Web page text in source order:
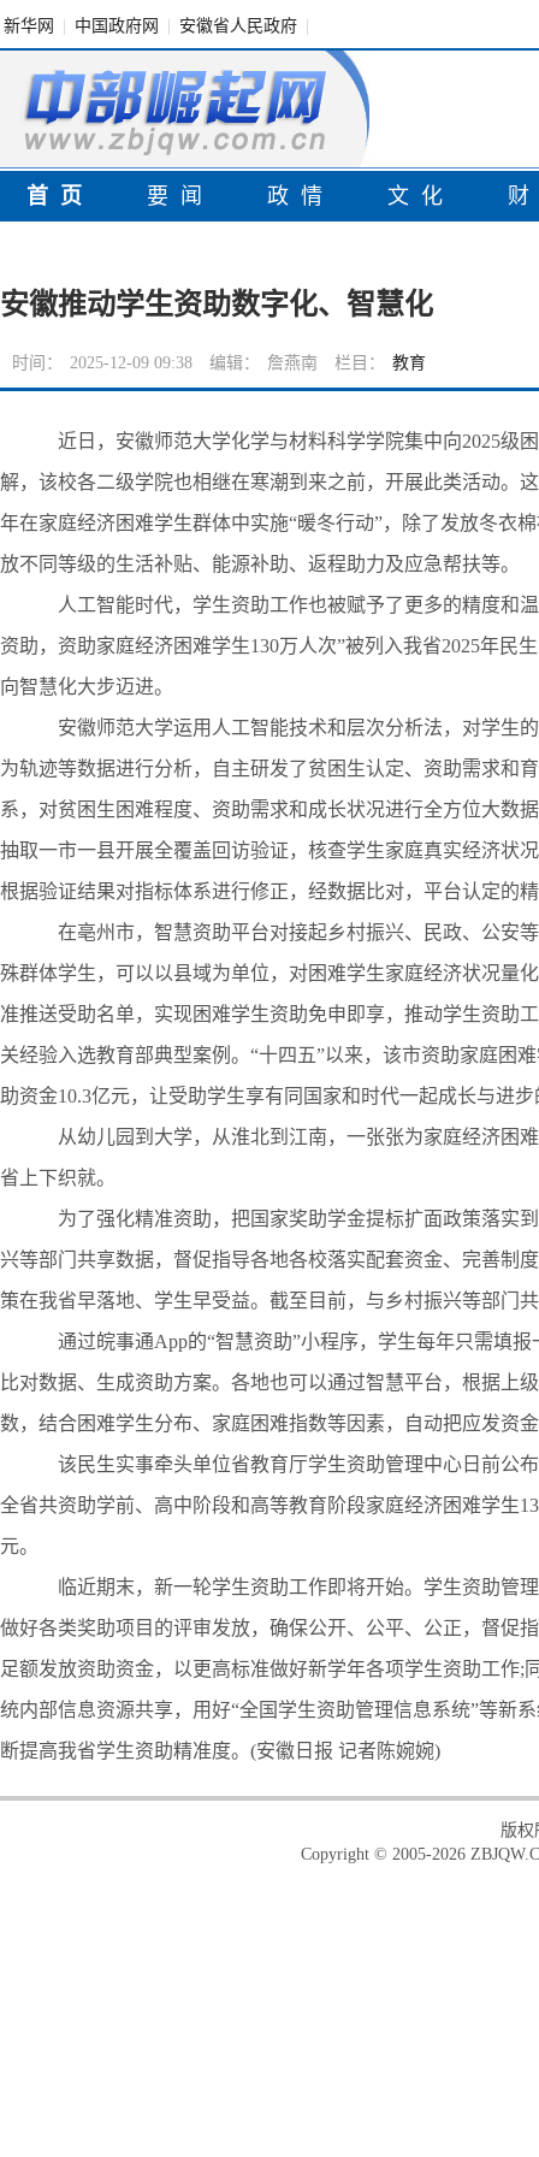
新华网 中国政府网 安徽省人民政府
首页 要闻 政情 文化
安徽推动学生资助数字化、智慧化
时间： 2025-12-09 09:38 编辑： 詹燕南 栏目： 教育
近日，安徽师范大学化学与材料科学学院集中向2025级
解，该校各二级学院也相继在寒潮到来之前，开展此类活动。
年在家庭经济困难学生群体中实施“暖冬行动”，除了发放冬衣
放不同等级的生活补贴、能源补助、返程助力及应急帮扶等。
人工智能时代，学生资助工作也被赋予了更多的精度和温
资助，资助家庭经济困难学生130万人次”被列入我省2025年民
向智慧化大步迈进。
安徽师范大学运用人工智能技术和层次分析法，对学生的
为轨迹等数据进行分析，自主研发了贫困生认定、资助需求和
系，对贫困生困难程度、资助需求和成长状况进行全方位大数
抽取一市一县开展全覆盖回访验证，核查学生家庭真实经济状
根据验证结果对指标体系进行修正，经数据比对，平台认定的
在亳州市，智慧资助平台对接起乡村振兴、民政、公安等
殊群体学生，可以以县域为单位，对困难学生家庭经济状况量
准推送受助名单，实现困难学生资助免申即享，推动学生资助
关经验入选教育部典型案例。“十四五”以来，该市资助家庭困
助资金10.3亿元，让受助学生享有同国家和时代一起成长与进
从幼儿园到大学，从淮北到江南，一张张为家庭经济困难
省上下织就。
为了强化精准资助，把国家奖助学金提标扩面政策落实到
兴等部门共享数据，督促指导各地各校落实配套资金、完善制
策在我省早落地、学生早受益。截至目前，与乡村振兴等部门
通过皖事通App的“智慧资助”小程序，学生每年只需填报
比对数据、生成资助方案。各地也可以通过智慧平台，根据上
数，结合困难学生分布、家庭困难指数等因素，自动把应发资
该民生实事牵头单位省教育厅学生资助管理中心日前公布
全省共资助学前、高中阶段和高等教育阶段家庭经济困难学生
元。
临近期末，新一轮学生资助工作即将开始。学生资助管理
做好各类奖助项目的评审发放，确保公开、公平、公正，督促
足额发放资助资金，以更高标准做好新学年各项学生资助工作;
统内部信息资源共享，用好“全国学生资助管理信息系统”等新
断提高我省学生资助精准度。(安徽日报 记者陈婉婉)
版权
Copyright © 2005-2026